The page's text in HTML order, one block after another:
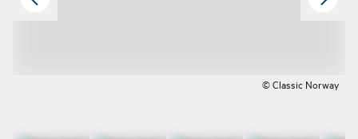
© Classic Norway